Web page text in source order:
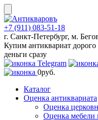
Skip
to
content
+7 (911) 083-51-18
г. Санкт-Петербург, м.
Купим антиквариат дорого
деньги сразу
0руб.
Каталог
Оценка антиквариата
Оценка
Оценка мебели